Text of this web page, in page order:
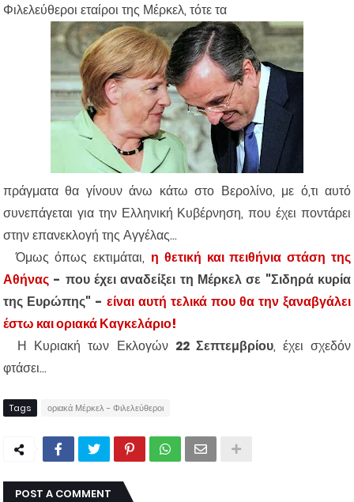
Φιλελεύθεροι εταίροι της Μέρκελ, τότε τα
πράγματα θα γίνουν άνω κάτω στο Βερολίνο, με ό,τι αυτό
συνεπάγεται για την Ελληνική Κυβέρνηση, που έχει ποντάρει
στην επανεκλογή της Αγγέλας...
Όμως όπως εκτιμάται, η θετική και πειθήνια στάση της
Αθήνας - που έχει αναδείξει τη Μέρκελ σε "Σιδηρά κυρία
της Ευρώπης" - είναι αυτή τελικά που θα την ξαναβγάλει
έστω και οριακά Καγκελάριο!
Η Κυριακή των Εκλογών 22 Σεπτεμβρίου, έχει σχεδόν
φτάσει...
Tags οριακά Μέρκελ - Φιλελεύθεροι
POST A COMMENT